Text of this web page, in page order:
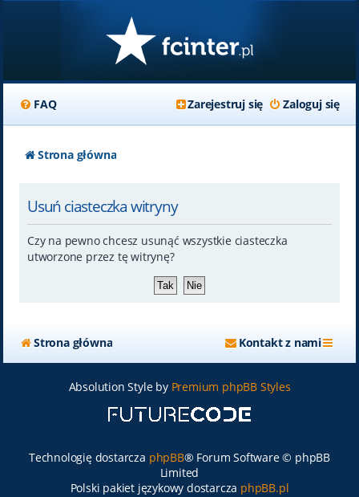
FAQ Zaloguj się
Zarejestruj się
Strona główna
Usuń ciasteczka witryny
Czy na pewno chcesz usunąć wszystkie ciasteczka
utworzone przez tę witrynę?
Strona główna Kontakt z nami
Absolution Style by Premium phpBB Styles
Technologię dostarcza phpBB® Forum Software © phpBB
Limited
Polski pakiet językowy dostarcza phpBB.pl